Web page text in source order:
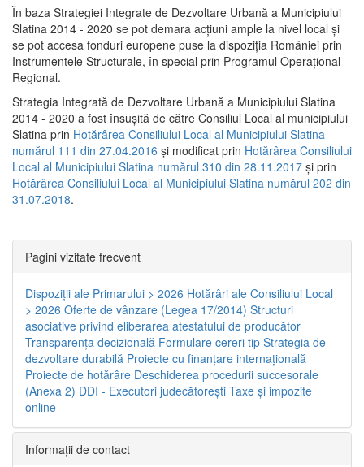
În baza Strategiei Integrate de Dezvoltare Urbană a Municipiului
Slatina 2014 - 2020 se pot demara acţiuni ample la nivel local şi
se pot accesa fonduri europene puse la dispoziţia României prin
Instrumentele Structurale, în special prin Programul Operațional
Regional.
Strategia Integrată de Dezvoltare Urbană a Municipiului Slatina
2014 - 2020 a fost însuşită de către Consiliul Local al municipiului
Slatina prin Hotărârea Consiliului Local al Municipiului Slatina
numărul 111 din 27.04.2016 și modificat prin Hotărârea Consiliului
Local al Municipiului Slatina numărul 310 din 28.11.2017 și prin
Hotărârea Consiliului Local al Municipiului Slatina numărul 202 din
31.07.2018.
Pagini vizitate frecvent
Dispoziţii ale Primarului > 2026 Hotărâri ale Consiliului Local
> 2026 Oferte de vânzare (Legea 17/2014) Structuri
asociative privind eliberarea atestatului de producător
Transparenţa decizională Formulare cereri tip Strategia de
dezvoltare durabilă Proiecte cu finanţare internaţională
Proiecte de hotărâre Deschiderea procedurii succesorale
(Anexa 2) DDI - Executori judecătorești Taxe şi impozite
online
Informaţii de contact